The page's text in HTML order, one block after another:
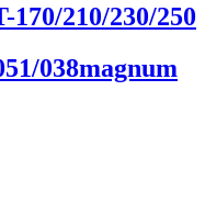
210/230/250
038magnum